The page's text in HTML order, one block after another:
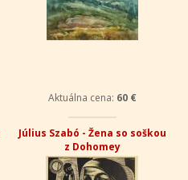
Aktuálna cena: 60 €
Július Szabó - Žena so soškou
z Dohomey